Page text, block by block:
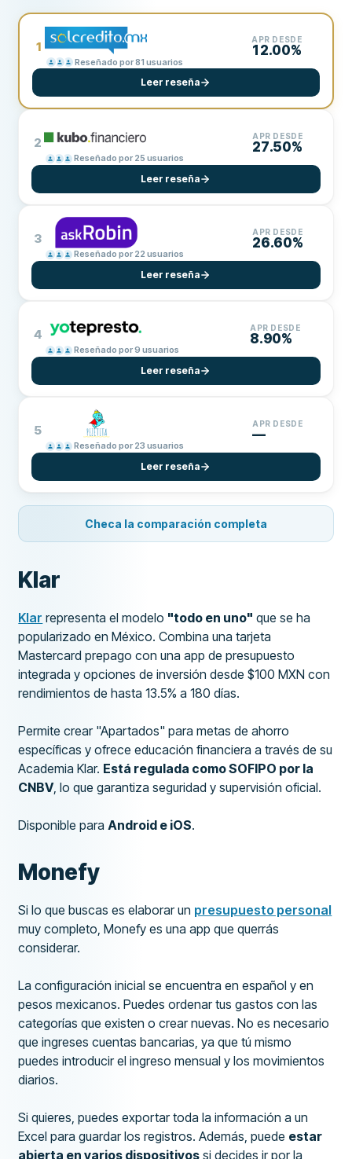
1
Reseñado por 81 usuarios
APR DESDE
12.00%
Leer reseña
2
Reseñado por 25 usuarios
APR DESDE
27.50%
Leer reseña
3
Reseñado por 22 usuarios
APR DESDE
26.60%
Leer reseña
4
Reseñado por 9 usuarios
APR DESDE
8.90%
Leer reseña
5
Reseñado por 23 usuarios
APR DESDE
—
Leer reseña
Checa la comparación completa
Klar
Klar representa el modelo "todo en uno" que se ha
popularizado en México. Combina una tarjeta
Mastercard prepago con una app de presupuesto
integrada y opciones de inversión desde $100 MXN con
rendimientos de hasta 13.5% a 180 días.
Permite crear "Apartados" para metas de ahorro
específicas y ofrece educación financiera a través de su
Academia Klar. Está regulada como SOFIPO por la
CNBV, lo que garantiza seguridad y supervisión oficial.
Disponible para Android e iOS.
Monefy
Si lo que buscas es elaborar un presupuesto personal
muy completo, Monefy es una app que querrás
considerar.
La configuración inicial se encuentra en español y en
pesos mexicanos. Puedes ordenar tus gastos con las
categorías que existen o crear nuevas. No es necesario
que ingreses cuentas bancarias, ya que tú mismo
puedes introducir el ingreso mensual y los movimientos
diarios.
Si quieres, puedes exportar toda la información a un
Excel para guardar los registros. Además, puede estar
abierta en varios dispositivos si decides ir por la